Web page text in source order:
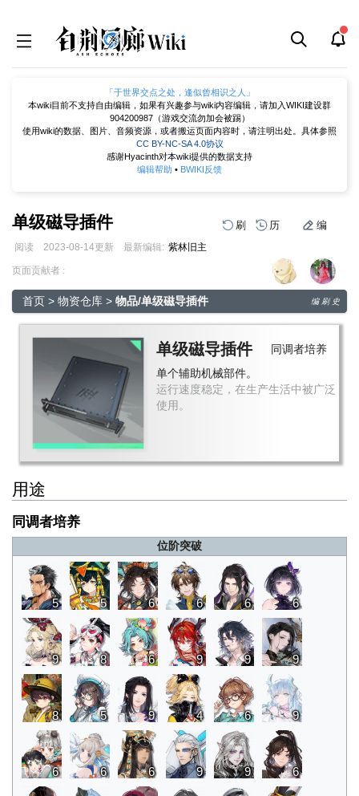
「于世界交点之处，逢似曾相识之人」
本wiki目前不支持自由编辑，如果有兴趣参与wiki内容编辑，请加入WIKI建设群
904200987（游戏交流勿加会被踢）
使用wiki的数据、图片、音频资源，或者搬运页面内容时，请注明出处。具体参照
CC BY-NC-SA 4.0协议
感谢Hyacinth对本wiki提供的数据支持
编辑帮助 • BWIKI反馈
单级磁导插件 刷 历 编
阅读 2023-08-14更新 最新编辑: 紫林旧主
跳
导
航
跳
搜
索
页面贡献者 :
首页 > 物资仓库 > 物品/单级磁导插件 编 刷 史
单级磁导插件
同调者培养
单个辅助机械部件。
运行速度稳定，在生产生活中被广泛
使用。
用途
同调者培养
位阶突破
5 5 6 6 6 6
9 8 6 9 9 9
8 5 9 4 6 9
6 6 6 9 9 6